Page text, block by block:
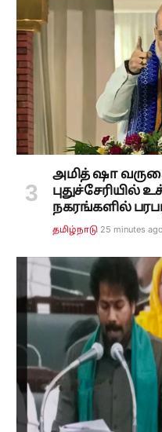
அமித் ஷா
புதுச்சேரியில்
நகரங்களில்
தமிழ்நாடு 25 minutes ago